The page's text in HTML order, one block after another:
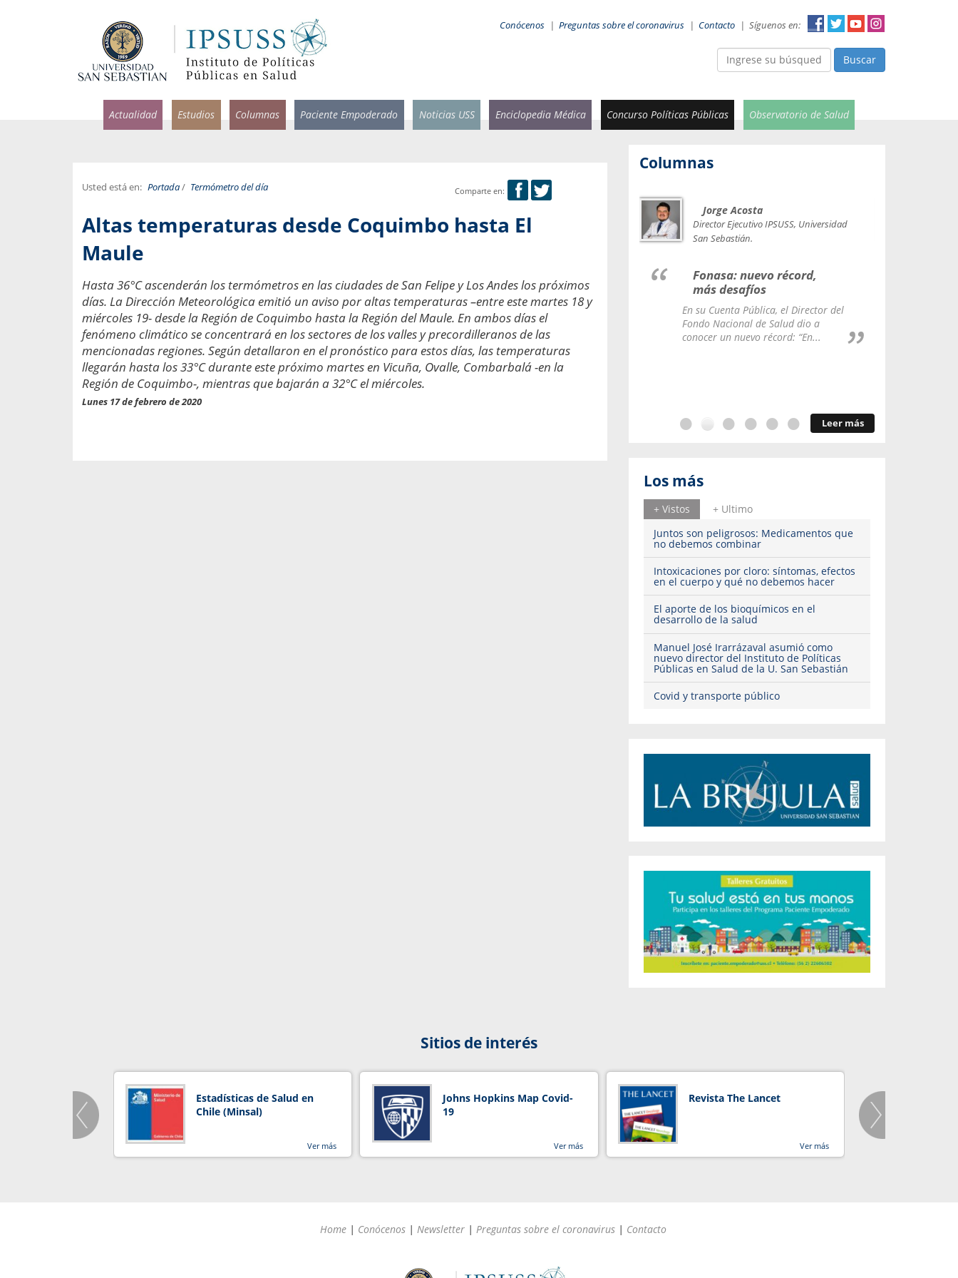
Conócenos | Preguntas sobre el coronavirus | Contacto | Síguenos en:
Buscar
Actualidad Estudios Columnas Paciente Empoderado Noticias USS Enciclopedia Médica Concurso Políticas Públicas Observatorio de Salud
Comparte en:
Usted está en: Portada/ Termómetro del día
Altas temperaturas desde Coquimbo hasta El
Maule
Hasta 36°C ascenderán los termómetros en las ciudades de San Felipe y Los Andes los próximos
días. La Dirección Meteorológica emitió un aviso por altas temperaturas –entre este martes 18 y
miércoles 19- desde la Región de Coquimbo hasta la Región del Maule. En ambos días el
fenómeno climático se concentrará en los sectores de los valles y precordilleranos de las
mencionadas regiones. Según detallaron en el pronóstico para estos días, las temperaturas
llegarán hasta los 33°C durante este próximo martes en Vicuña, Ovalle, Combarbalá -en la
Región de Coquimbo-, mientras que bajarán a 32°C el miércoles.
Lunes 17 de febrero de 2020
Columnas
por incapacidad
entregados por la
sobre viajes al extranjero
que deben hacer...
Infectólogo y profesor asistente de
Usamos la palabra pandemia cuando
una enfermedad contagiosa se
propaga a un gran número de...
Decana facultad de Odontología,
salud bucal?
En Chile, nadie muere de caries ni de
enfermedades periodontales. Sin
embargo, estas son las...
Jorge Acosta
Director Ejecutivo IPSUSS, Universidad
San Sebastián.
Fonasa: nuevo récord,
más desafíos
En su Cuenta Pública, el Director del
Fondo Nacional de Salud dio a
conocer un nuevo récord: “En...
Leer más
Los más
+ Vistos
+ Ultimo
Juntos son peligrosos: Medicamentos que
no debemos combinar
Intoxicaciones por cloro: síntomas, efectos
en el cuerpo y qué no debemos hacer
El aporte de los bioquímicos en el
desarrollo de la salud
Manuel José Irarrázaval asumió como
nuevo director del Instituto de Políticas
Públicas en Salud de la U. San Sebastián
Covid y transporte público
Sitios de interés
Estadísticas de Salud en
Chile (Minsal)
Ver más
Johns Hopkins Map Covid-
19
Ver más
Revista The Lancet
Ver más
Home | Conócenos | Newsletter | Preguntas sobre el coronavirus | Contacto